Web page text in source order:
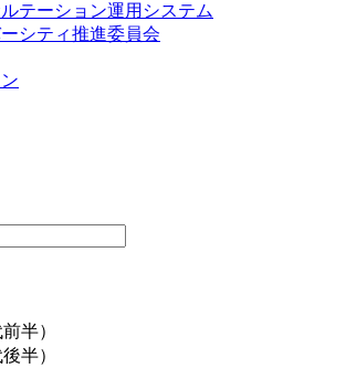
テーション運用システム
シティ推進委員会
半）
半）